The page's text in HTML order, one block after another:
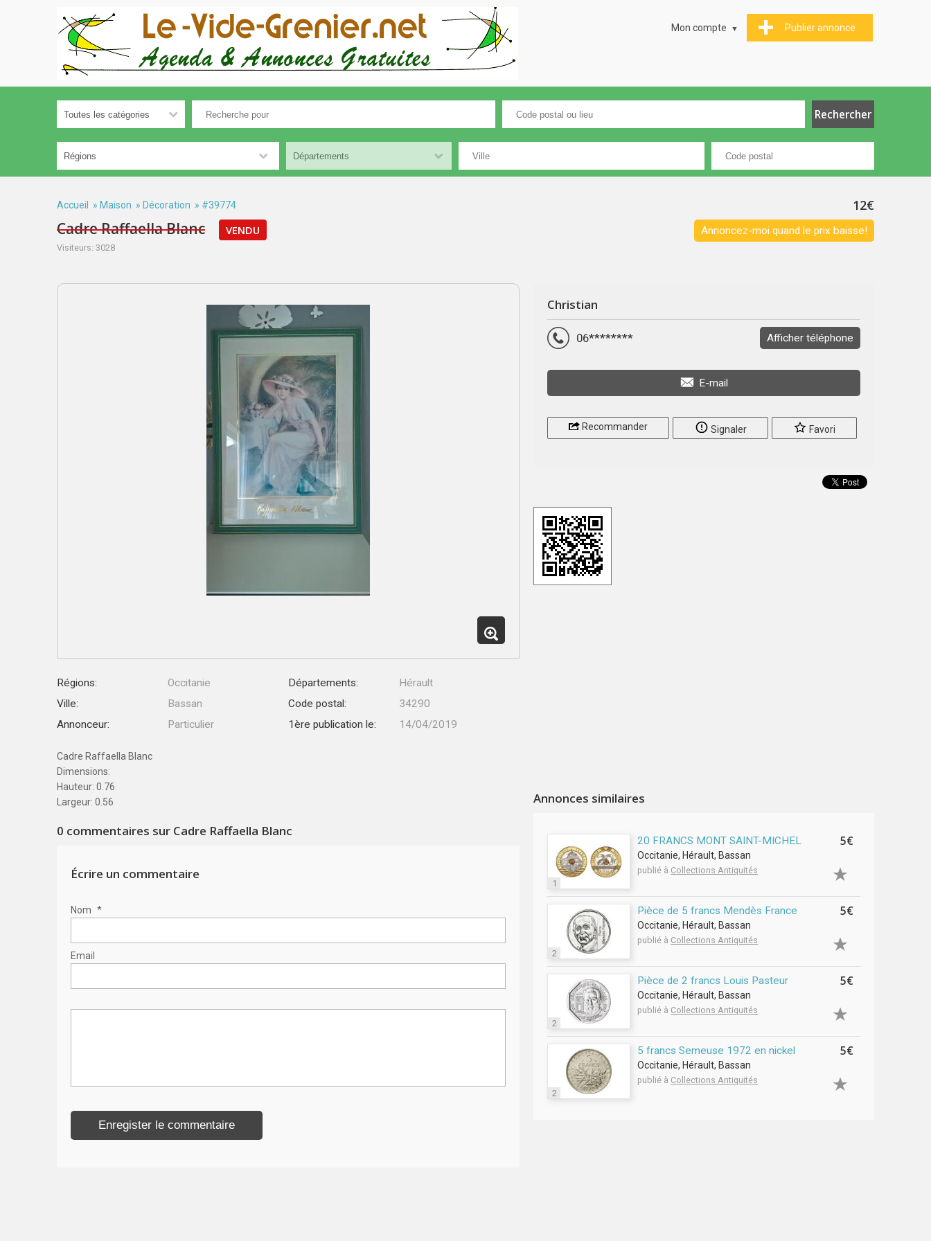
Publier annonce
Mon compte
Accueil » Maison » Décoration » #39774 12€
Cadre Raffaella Blanc VENDU
Visiteurs: 3028
Annoncez-moi quand le prix baisse!
Régions: Occitanie Départements:
Hérault
Ville:
Bassan Code postal:
34290
Annonceur:
Particulier 1ère publication le: 14/04/2019
Cadre Raffaella Blanc
Dimensions:
Hauteur: 0.76
Largeur: 0.56
0 commentaires sur Cadre Raffaella Blanc
Écrire un commentaire
Nom *
Email
Christian
06******** Afficher téléphone
E-mail
Recommander Signaler Favori
Annonces similaires
1
20 FRANCS MONT SAINT-MICHEL
Occitanie, Hérault, Bassan
publié à Collections Antiquités
5€
2
Pièce de 5 francs Mendès France
Occitanie, Hérault, Bassan
publié à Collections Antiquités
5€
2
Pièce de 2 francs Louis Pasteur
Occitanie, Hérault, Bassan
publié à Collections Antiquités
5€
2
5 francs Semeuse 1972 en nickel
Occitanie, Hérault, Bassan
publié à Collections Antiquités
5€